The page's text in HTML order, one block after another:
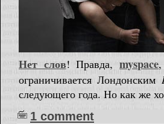
Нет слов! Правда,myspace,
ограничивается Лондонским
следующего года. Но как же
1 comment